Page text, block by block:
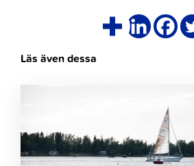
Läs även dessa
läsa
artikeln